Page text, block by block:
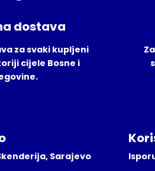
dostava
za svaki kupljeni
cijele Bosne i
Sarajevo